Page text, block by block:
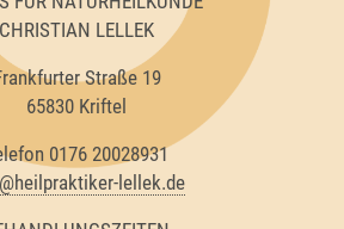
CHRISTIAN LELLEK
Straße 19
65830 Kriftel
0176 20028931
lellek.de